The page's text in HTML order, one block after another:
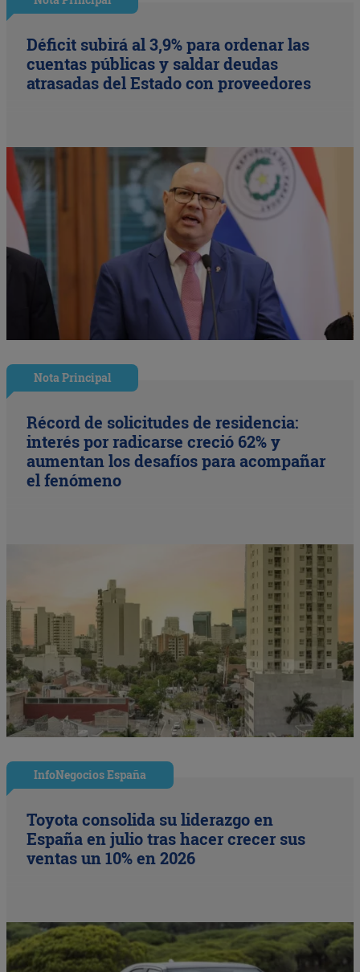
Déficit subirá al 3,9% para ordenar las
cuentas públicas y saldar deudas
atrasadas del Estado con proveedores
Nota Principal
Récord de solicitudes de residencia:
interés por radicarse creció 62% y
aumentan los desafíos para acompañar
el fenómeno
InfoNegocios España
Toyota consolida su liderazgo en
España en julio tras hacer crecer sus
ventas un 10% en 2026